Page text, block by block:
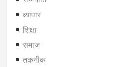
व्यापार
शिक्षा
समाज
तकनीक